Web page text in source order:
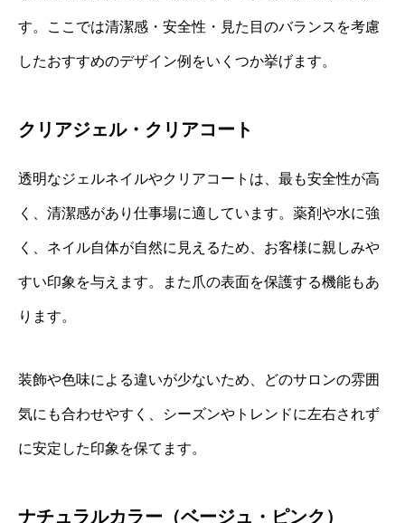
す。ここでは清潔感・安全性・見た目のバランスを考慮
したおすすめのデザイン例をいくつか挙げます。
クリアジェル・クリアコート
透明なジェルネイルやクリアコートは、最も安全性が高
く、清潔感があり仕事場に適しています。薬剤や水に強
く、ネイル自体が自然に見えるため、お客様に親しみや
すい印象を与えます。また爪の表面を保護する機能もあ
ります。
装飾や色味による違いが少ないため、どのサロンの雰囲
気にも合わせやすく、シーズンやトレンドに左右されず
に安定した印象を保てます。
ナチュラルカラー（ベージュ・ピンク）